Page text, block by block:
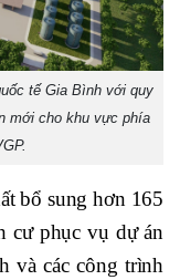
tế Gia Bình với quy
mới cho khu vực phía
bổ sung hơn 165
cư phục vụ dự án
và các công trình